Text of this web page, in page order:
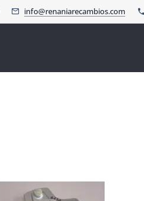
info@renaniarecambios.com